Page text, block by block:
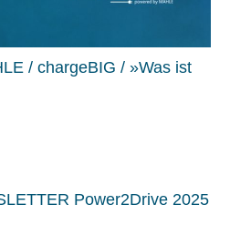
/ chargeBIG / »Was ist
Power2Drive 2025